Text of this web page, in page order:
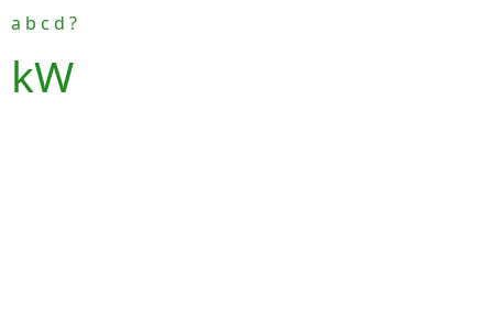
a b c d ?
kW